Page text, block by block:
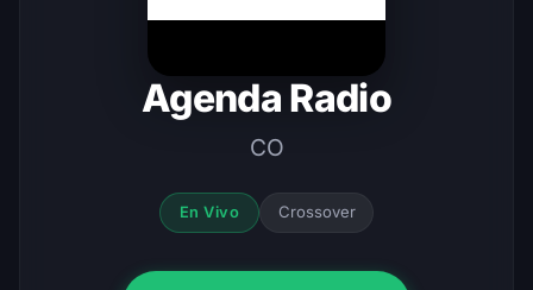
Agenda Radio
CO
En Vivo Crossover